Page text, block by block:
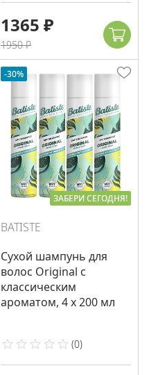
1365 ₽
1950 ₽
-30%
ЗАБЕРИ СЕГОДНЯ!
BATISTE
Сухой шампунь для
волос Original с
классическим
ароматом, 4 х 200 мл
(0)